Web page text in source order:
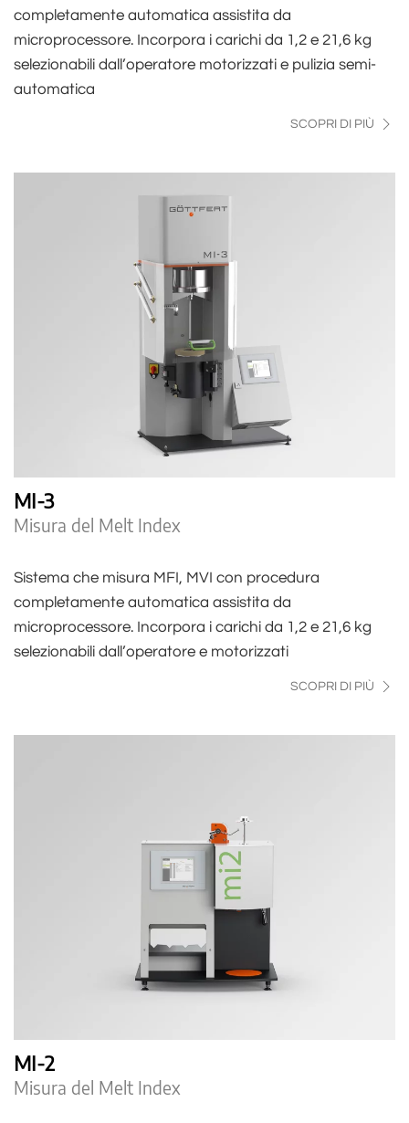
completamente automatica assistita da
microprocessore. Incorpora i carichi da 1,2 e 21,6 kg
selezionabili dall’operatore motorizzati e pulizia semi-
automatica
SCOPRI DI PIÙ
MI-3
Misura del Melt Index
Sistema che misura MFI, MVI con procedura
completamente automatica assistita da
microprocessore. Incorpora i carichi da 1,2 e 21,6 kg
selezionabili dall’operatore e motorizzati
SCOPRI DI PIÙ
MI-2
Misura del Melt Index